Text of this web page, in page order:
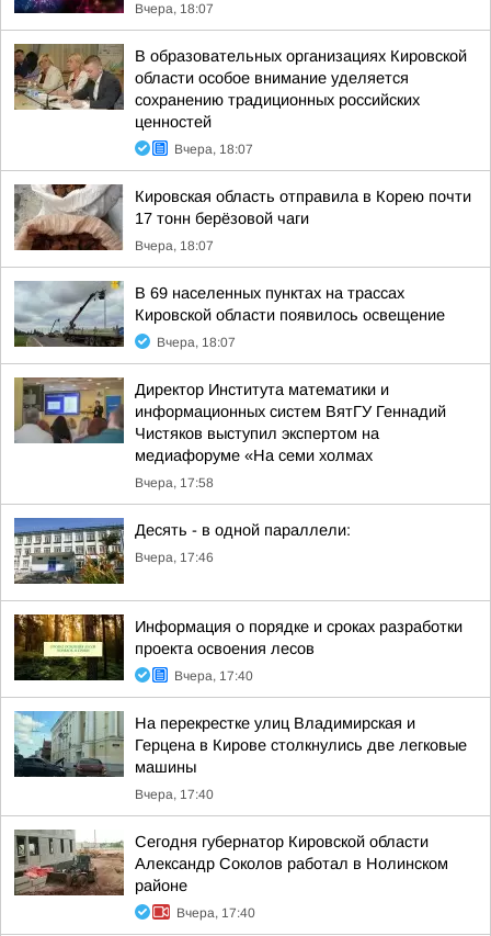
Вчера, 18:07
В образовательных организациях Кировской
области особое внимание уделяется
сохранению традиционных российских
ценностей
Вчера, 18:07
Кировская область отправила в Корею почти
17 тонн берёзовой чаги
Вчера, 18:07
В 69 населенных пунктах на трассах
Кировской области появилось освещение
Вчера, 18:07
Директор Института математики и
информационных систем ВятГУ Геннадий
Чистяков выступил экспертом на
медиафоруме «На семи холмах
Вчера, 17:58
Десять - в одной параллели:
Вчера, 17:46
Информация о порядке и сроках разработки
проекта освоения лесов
Вчера, 17:40
На перекрестке улиц Владимирская и
Герцена в Кирове столкнулись две легковые
машины
Вчера, 17:40
Сегодня губернатор Кировской области
Александр Соколов работал в Нолинском
районе
Вчера, 17:40